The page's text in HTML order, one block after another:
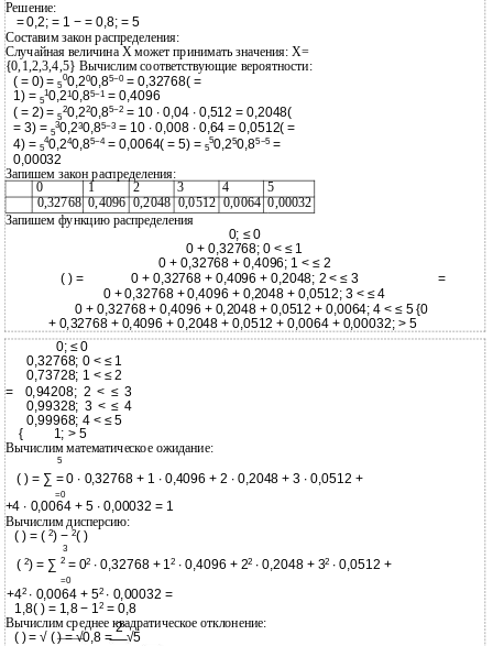
Решение:
= 0,2; = 1 − = 0,8; = 5
Составим закон распределения:
Случайная величина Х может принимать значения: X=
{0,1,2,3,4,5} Вычислим соответствующие вероятности:
( = 0) =5
00,200,85−0 = 0,32768( =
1) = 5
10,210,85−1= 0,4096
( = 2) =5
20,220,85−2 = 10 ∙ 0,04 ∙ 0,512 = 0,2048(
= 3) = 5
30,230,85−3= 10 ∙ 0,008 ∙ 0,64 = 0,0512( =
4) = 5
40,240,85−4= 0,0064( = 5) = 5
50,250,85−5=
0,00032
Запишем закон распределения:
0
1 2 3 4
5
0,32768 0,4096 0,2048 0,0512 0,0064 0,00032
Запишем функцию распределения
0; ≤ 0
0 + 0,32768; 0 < ≤ 1
0 + 0,32768 + 0,4096; 1 < ≤ 2
( ) = 0 + 0,32768 + 0,4096 + 0,2048; 2 < ≤ 3
=
0 + 0,32768 + 0,4096 + 0,2048 + 0,0512; 3 < ≤ 4
0 + 0,32768 + 0,4096 + 0,2048 + 0,0512 + 0,0064; 4 < ≤ 5 {0
+ 0,32768 + 0,4096 + 0,2048 + 0,0512 + 0,0064 + 0,00032; > 5
0; ≤ 0
0,32768; 0 < ≤ 1
0,73728; 1 < ≤ 2
=
0,94208; 2 < ≤ 3
0,99328; 3 < ≤ 4
0,99968; 4 < ≤ 5
{
1; > 5
Вычислим математическое ожидание:
5
( ) = ∑ = 0 ∙ 0,32768 + 1 ∙ 0,4096 + 2 ∙ 0,2048 + 3 ∙ 0,0512 +
=0
+4 ∙ 0,0064 + 5 ∙ 0,00032 = 1
Вычислим дисперсию:
( ) = ( 2) − 2( )
3
( 2) = ∑ 2 = 02 ∙ 0,32768 + 12 ∙ 0,4096 + 22 ∙ 0,2048 + 32 ∙ 0,0512 +
=0
+42 ∙ 0,0064 + 52 ∙ 0,00032 =
1,8( ) = 1,8 − 12 = 0,8
Вычислим среднее квадратическое отклонение:
( ) = √ ( ) = √0,8 =
2
√5